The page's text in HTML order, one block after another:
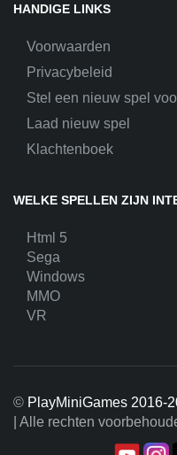
HANDIGE LINKS
Voorwaarden
Privacybeleid
Stel een nieuw spel
Laad nieuw spel
Klachtenboek
WELKE SPELLEN ZIJN
Html 5
Sega
Windows
MMO
VR
© PlayMiniGames 2016-
| Alle rechten